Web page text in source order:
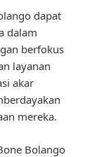
dapat
dalam
berfokus
layanan
akar
mereka.
Bolango